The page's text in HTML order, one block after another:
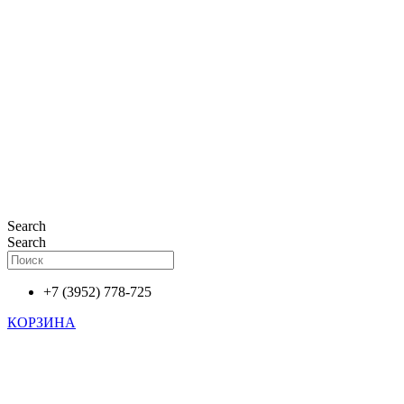
Search
Search
+7 (3952) 778-725
КОРЗИНА